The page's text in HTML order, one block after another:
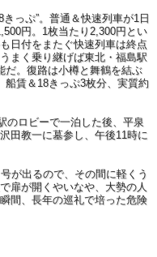
っぷ”。普通＆快速列車が1日
円。1枚当たり2,300円とい
日付をまたぐ快速列車は終点
まく乗り継げば東北・福島駅
だ。復路は小樽と舞鶴を結ぶ
船賃＆18きっぷ3枚分、実質約
のロビーで一泊した後、平泉
田教一に墓参し、午後11時に
が出るので、その間に軽くう
扉が開くやいなや、大勢の人
間、長年の巡礼で培った危険